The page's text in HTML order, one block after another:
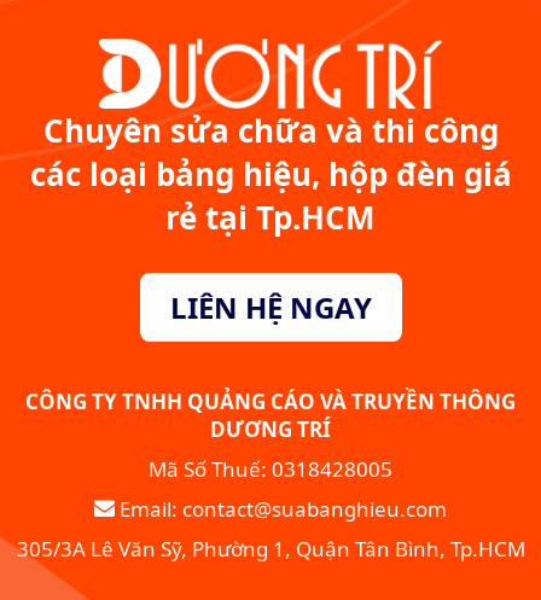
Chuyên sửa chữa và thi công
các loại bảng hiệu, hộp đèn giá
rẻ tại Tp.HCM
LIÊN HỆ NGAY
CÔNG TY TNHH QUẢNG CÁO VÀ TRUYỀN THÔNG
DƯƠNG TRÍ
Mã Số Thuế: 0318428005
Email: contact@suabanghieu.com
305/3A Lê Văn Sỹ, Phường 1, Quận Tân Bình, Tp.HCM